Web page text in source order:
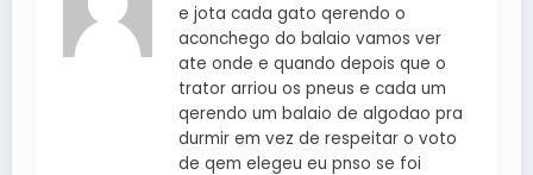
e jota cada gato qerendo o
aconchego do balaio vamos ver
ate onde e quando depois que o
trator arriou os pneus e cada um
qerendo um balaio de algodao pra
durmir em vez de respeitar o voto
de qem elegeu eu pnso se foi